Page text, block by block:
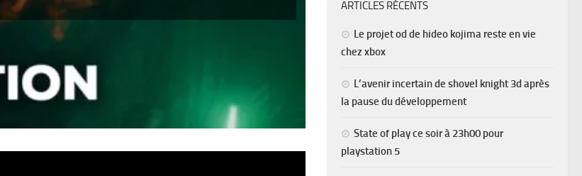
ARTICLES RÉCENTS
Le projet od de hideo kojima reste en vie
chez xbox
L’avenir incertain de shovel knight 3d après
la pause du développement
State of play ce soir à 23h00 pour
playstation 5